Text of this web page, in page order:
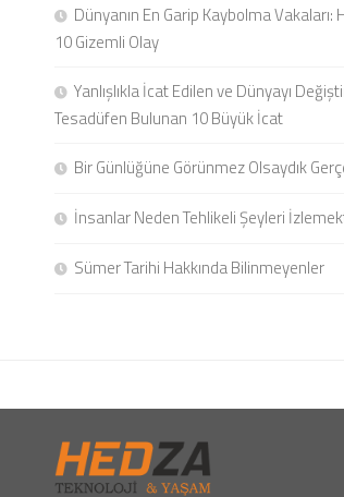
Dünyanın En Garip Kaybolma Vakaları:
10 Gizemli Olay
Yanlışlıkla İcat Edilen ve Dünyayı
Tesadüfen Bulunan 10 Büyük İcat
Bir Günlüğüne Görünmez Olsaydık
İnsanlar Neden Tehlikeli Şeyleri
Sümer Tarihi Hakkında Bilinmeyenler